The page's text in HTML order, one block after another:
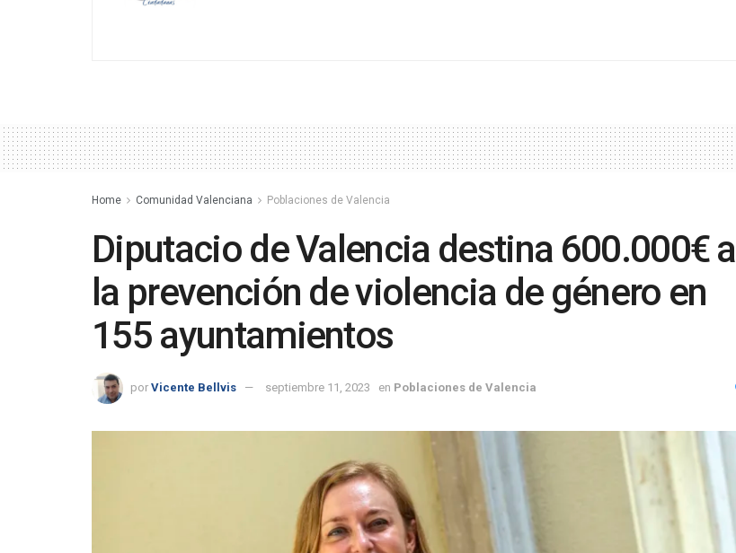
Home Comunidad Valenciana Poblaciones de Valencia
Diputacio de Valencia destina 600.000€ a
la prevención de violencia de género en
155 ayuntamientos
por Vicente Bellvis septiembre 11, 2023 en Poblaciones de Valencia